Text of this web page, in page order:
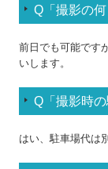
Q「撮影の
前日でも可能です
いします。
Q「撮影時
はい、駐車場代は